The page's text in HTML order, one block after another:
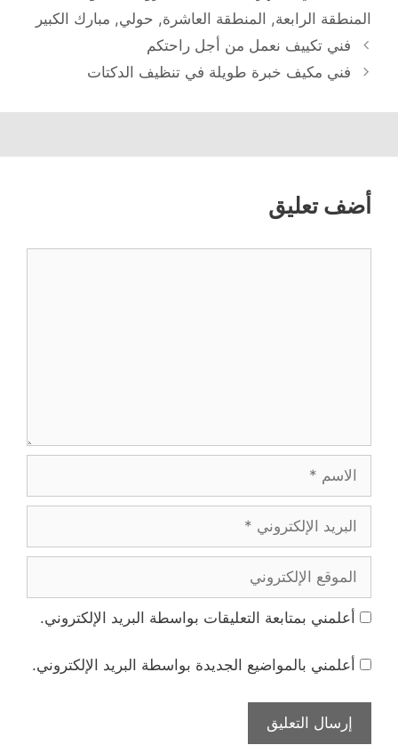
المنطقة الرابعة, المنطقة العاشرة, حولي, مبارك الكبير
فني تكييف نعمل من أجل راحتكم
فني مكيف خبرة طويلة في تنظيف الدكتات
أضف تعليق
الإلكتروني
الإلكتروني
أعلمني بمتابعة التعليقات بواسطة البريد الإلكتروني.
أعلمني بالمواضيع الجديدة بواسطة البريد الإلكتروني.